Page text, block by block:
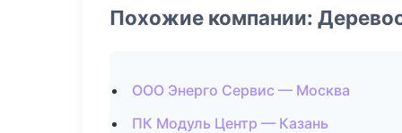
Похожие компании:
ООО Энерго Сервис — Москва
ПК Модуль Центр — Казань